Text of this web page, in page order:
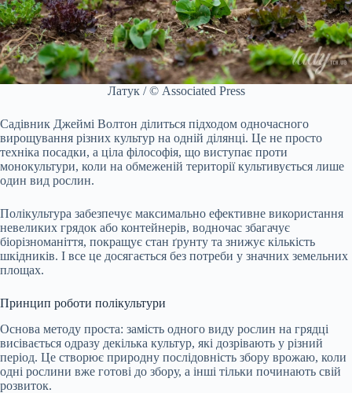
Латук / © Associated Press
Садівник Джеймі Волтон ділиться підходом одночасного
вирощування різних культур на одній ділянці. Це не просто
техніка посадки, а ціла філософія, що виступає проти
монокультури, коли на обмеженій території культивується лише
один вид рослин.
Полікультура забезпечує максимально ефективне використання
невеликих грядок або контейнерів, водночас збагачує
біорізноманіття, покращує стан ґрунту та знижує кількість
шкідників. І все це досягається без потреби у значних земельних
площах.
Принцип роботи полікультури
Основа методу проста: замість одного виду рослин на грядці
висівається одразу декілька культур, які дозрівають у різний
період. Це створює природну послідовність збору врожаю, коли
одні рослини вже готові до збору, а інші тільки починають свій
розвиток.